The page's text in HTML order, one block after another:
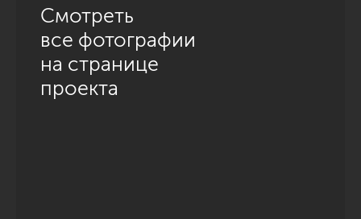
Смотреть
все фотографии
на странице
проекта